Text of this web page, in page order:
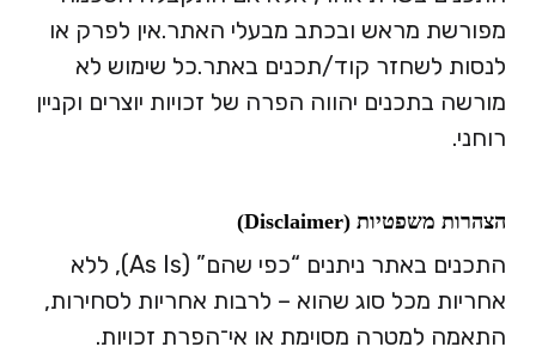
מפורשת מראש ובכתב מבעלי האתר.אין לפרק או
לנסות לשחזר קוד/תכנים באתר.כל שימוש לא
מורשה בתכנים יהווה הפרה של זכויות יוצרים וקניין
רוחני.
הצהרות משפטיות (Disclaimer)
התכנים באתר ניתנים “כפי שהם” (As Is), ללא
אחריות מכל סוג שהוא – לרבות אחריות לסחירות,
התאמה למטרה מסוימת או אי־הפרת זכויות.